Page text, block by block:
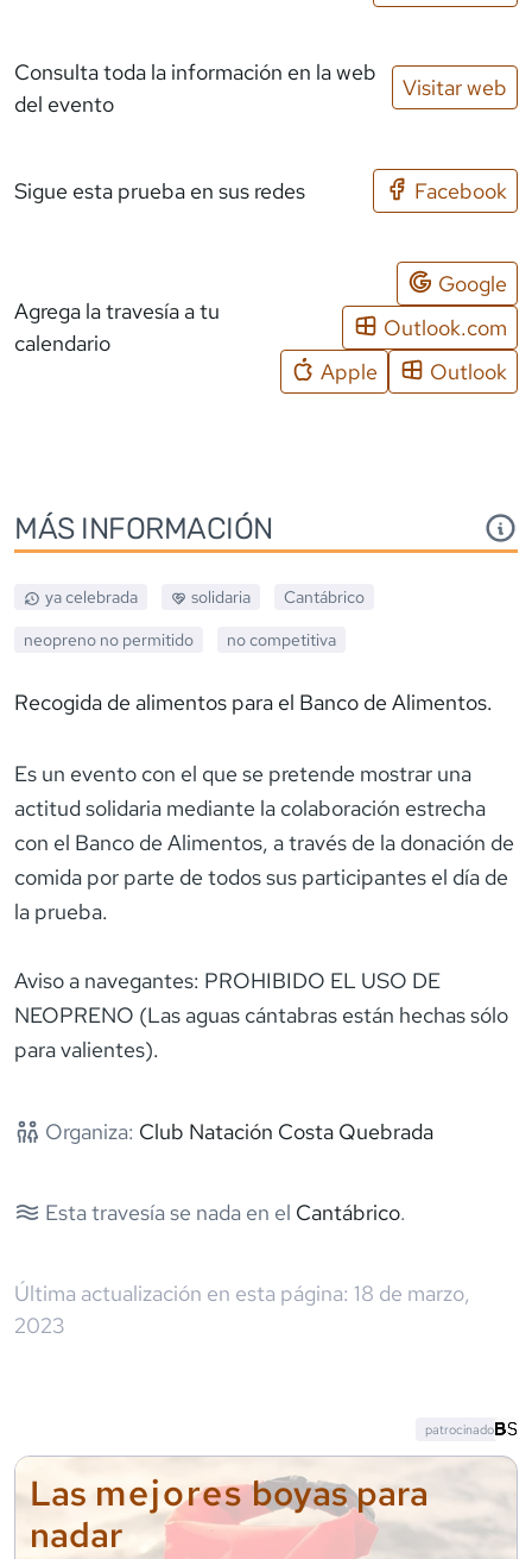
Consulta toda la información en la web
del evento
Visitar web
Sigue esta prueba en sus redes Facebook
Agrega la travesía a tu
calendario
Google
Outlook.com
Apple
Outlook
MÁS INFORMACIÓN
ya celebrada solidaria
Cantábrico
neopreno no permitido no competitiva
Recogida de alimentos para el Banco de Alimentos.
Es un evento con el que se pretende mostrar una
actitud solidaria mediante la colaboración estrecha
con el Banco de Alimentos, a través de la donación de
comida por parte de todos sus participantes el día de
la prueba.
Aviso a navegantes: PROHIBIDO EL USO DE
NEOPRENO (Las aguas cántabras están hechas sólo
para valientes).
Organiza: Club Natación Costa Quebrada
Esta travesía se nada en el Cantábrico.
Última actualización en esta página: 18 de marzo,
2023
Las mejoresboyas para
nadar
patrocinado